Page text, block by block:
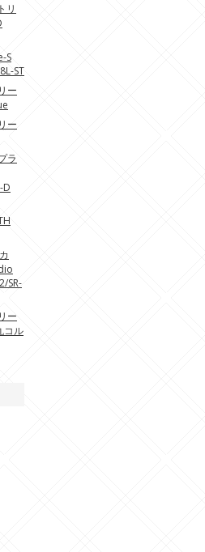
リ
S
ST
ー
ー
ラ
D
SR-
ー
コル